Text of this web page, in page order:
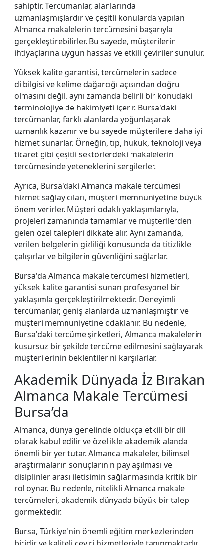
sahiptir. Tercümanlar, alanlarında
uzmanlaşmışlardır ve çeşitli konularda yapılan
Almanca makalelerin tercümesini başarıyla
gerçekleştirebilirler. Bu sayede, müşterilerin
ihtiyaçlarına uygun hassas ve etkili çeviriler sunulur.
Yüksek kalite garantisi, tercümelerin sadece
dilbilgisi ve kelime dağarcığı açısından doğru
olmasını değil, aynı zamanda belirli bir konudaki
terminolojiye de hakimiyeti içerir. Bursa'daki
tercümanlar, farklı alanlarda yoğunlaşarak
uzmanlık kazanır ve bu sayede müşterilere daha iyi
hizmet sunarlar. Örneğin, tıp, hukuk, teknoloji veya
ticaret gibi çeşitli sektörlerdeki makalelerin
tercümesinde yeteneklerini sergilerler.
Ayrıca, Bursa'daki Almanca makale tercümesi
hizmet sağlayıcıları, müşteri memnuniyetine büyük
önem verirler. Müşteri odaklı yaklaşımlarıyla,
projeleri zamanında tamamlar ve müşterilerden
gelen özel talepleri dikkate alır. Aynı zamanda,
verilen belgelerin gizliliği konusunda da titizlikle
çalışırlar ve bilgilerin güvenliğini sağlarlar.
Bursa'da Almanca makale tercümesi hizmetleri,
yüksek kalite garantisi sunan profesyonel bir
yaklaşımla gerçekleştirilmektedir. Deneyimli
tercümanlar, geniş alanlarda uzmanlaşmıştır ve
müşteri memnuniyetine odaklanır. Bu nedenle,
Bursa'daki tercüme şirketleri, Almanca makalelerin
kusursuz bir şekilde tercüme edilmesini sağlayarak
müşterilerinin beklentilerini karşılarlar.
Akademik Dünyada İz Bırakan
Almanca Makale Tercümesi
Bursa’da
Almanca, dünya genelinde oldukça etkili bir dil
olarak kabul edilir ve özellikle akademik alanda
önemli bir yer tutar. Almanca makaleler, bilimsel
araştırmaların sonuçlarının paylaşılması ve
disiplinler arası iletişimin sağlanmasında kritik bir
rol oynar. Bu nedenle, nitelikli Almanca makale
tercümeleri, akademik dünyada büyük bir talep
görmektedir.
Bursa, Türkiye'nin önemli eğitim merkezlerinden